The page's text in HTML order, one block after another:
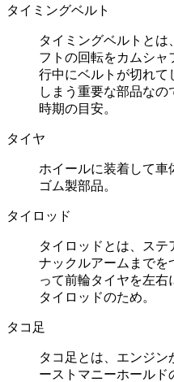
タイミングベルト
タイミングベルトとは
フトの回転をカムシャ
行中にベルトが切れて
しまう重要な部品なの
時期の目安。
タイヤ
ホイールに装着して車
ゴム製部品。
タイロッド
タイロッドとは、ス
ナックルアームまでを
って前輪タイヤを左
タイロッドのため。
タコ足
タコ足とは、エンジ
ーストマニーホールド